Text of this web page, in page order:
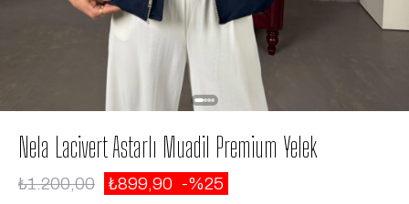
Nela Lacivert Astarlı Muadil Premium Yelek
₺1.200,00 ₺899,90 25